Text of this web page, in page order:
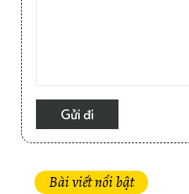
Bài viết nổi bật